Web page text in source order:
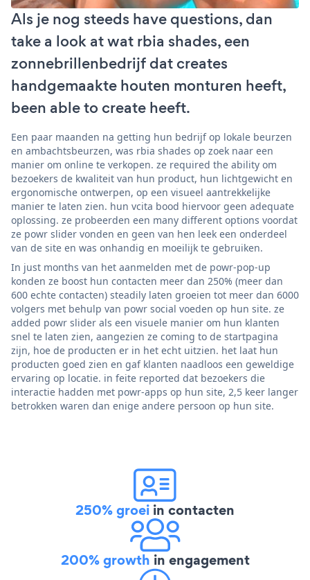
Als je nog steeds have questions, dan
take a look at wat rbia shades, een
zonnebrillenbedrijf dat creates
handgemaakte houten monturen heeft,
been able to create heeft.
Een paar maanden na getting hun bedrijf op lokale beurzen
en ambachtsbeurzen, was rbia shades op zoek naar een
manier om online te verkopen. ze required the ability om
bezoekers de kwaliteit van hun product, hun lichtgewicht en
ergonomische ontwerpen, op een visueel aantrekkelijke
manier te laten zien. hun vcita bood hiervoor geen adequate
oplossing. ze probeerden een many different options voordat
ze powr slider vonden en geen van hen leek een onderdeel
van de site en was onhandig en moeilijk te gebruiken.
In just months van het aanmelden met de powr-pop-up
konden ze boost hun contacten meer dan 250% (meer dan
600 echte contacten) steadily laten groeien tot meer dan 6000
volgers met behulp van powr social voeden op hun site. ze
added powr slider als een visuele manier om hun klanten
snel te laten zien, aangezien ze coming to de startpagina
zijn, hoe de producten er in het echt uitzien. het laat hun
producten goed zien en gaf klanten naadloos een geweldige
ervaring op locatie. in feite reported dat bezoekers die
interactie hadden met powr-apps op hun site, 2,5 keer langer
betrokken waren dan enige andere persoon op hun site.
250% groei in contacten
200% growth in engagement